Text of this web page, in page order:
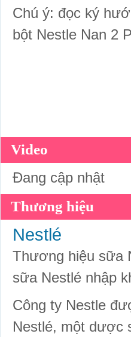
Chú ý: đọc ký
bột Nestle Nan 2
Video
Đang cập nhật
Thương hiệu
Nestlé
Thương hiệu sữa
sữa Nestlé nhập
Công ty Nestle
Nestlé, một dược